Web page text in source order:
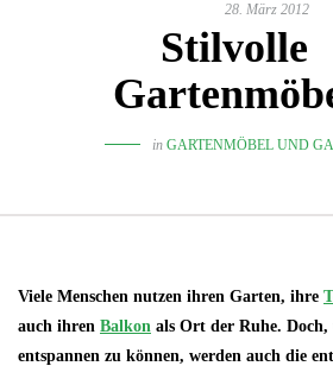
28. März 2012
Stilvolle
in GARTENMÖBEL UND
Viele Menschen nutzen ihren Garten, ihre
auch ihren Balkon als Ort der Ruhe.
entspannen zu können, werden auch die